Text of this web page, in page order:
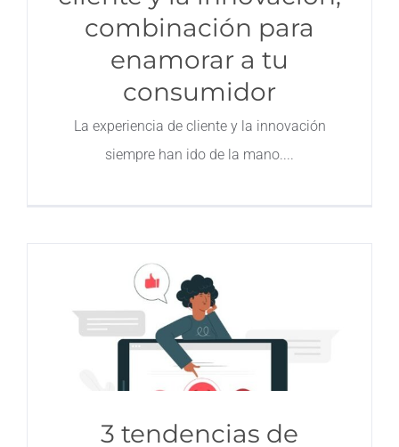
combinación para
enamorar a tu
consumidor
La experiencia de cliente y la innovación
siempre han ido de la mano.
3 tendencias de